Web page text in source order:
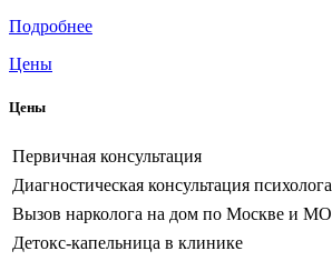
Подробнее
Цены
Цены
Первичная консультация
Диагностическая консультация психолога
Вызов нарколога на дом по Москве и МО
Детокс-капельница в клинике